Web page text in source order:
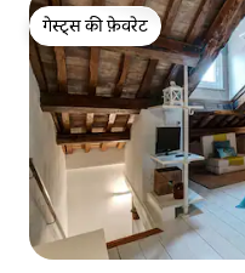
गेस्ट्स की फ़ेवरेट
गेस्ट्स की फ़ेवरेट